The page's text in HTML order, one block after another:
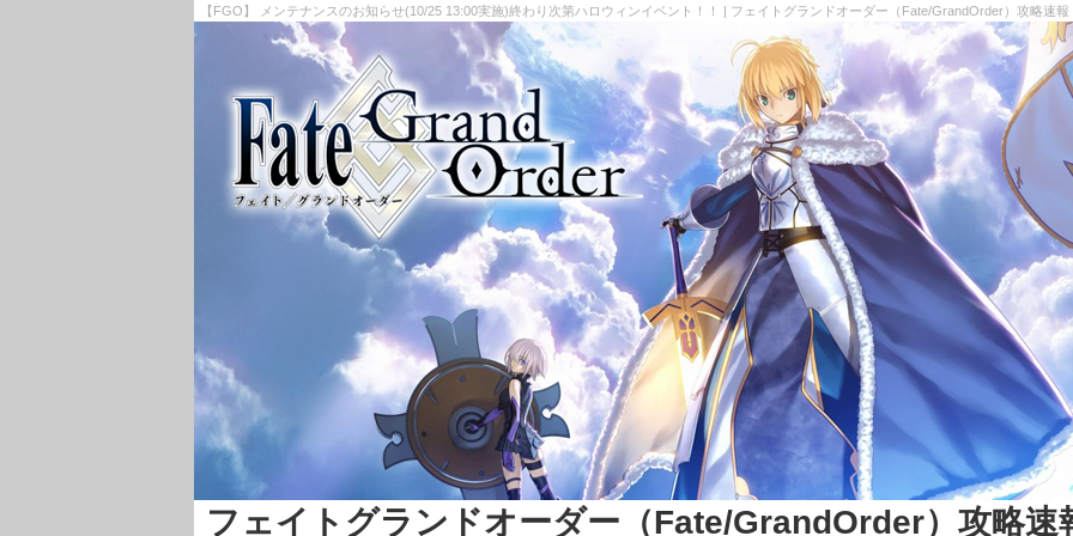
【FGO】 メンテナンスのお知らせ(10/25 13:00実施)終わり次第ハロウィンイベント！！ | フェイトグランドオーダー（Fate/GrandOrder）攻略速報
フェイトグランドオーダー（Fate/GrandOrder）攻略速